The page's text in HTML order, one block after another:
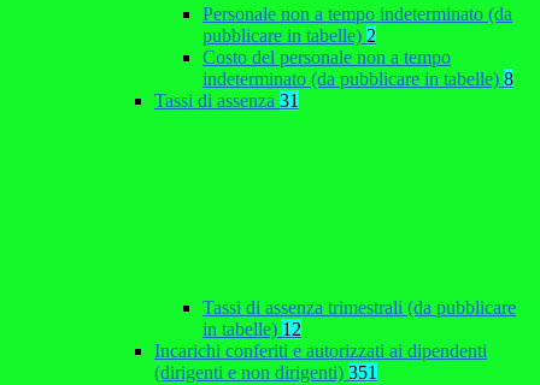
Personale non a tempo indeterminato (da
pubblicare in tabelle) 2
Costo del personale non a tempo
indeterminato (da pubblicare in tabelle) 8
Tassi di assenza 31
Tassi di assenza trimestrali (da pubblicare
in tabelle) 12
Incarichi conferiti e autorizzati ai dipendenti
(dirigenti e non dirigenti) 351